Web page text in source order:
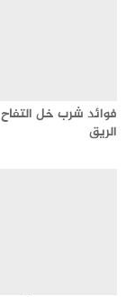
فوائد شرب خل
الريق